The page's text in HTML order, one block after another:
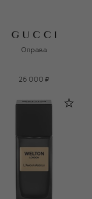
Оправа
26 000 ₽